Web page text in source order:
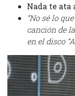
Nada te ata
“No sé lo
canción de
en el disco